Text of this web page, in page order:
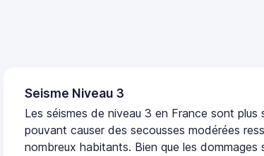
Seisme Niveau 3
Les séismes de niveau 3 en France sont plus
pouvant causer des secousses modérées
nombreux habitants. Bien que les dommages